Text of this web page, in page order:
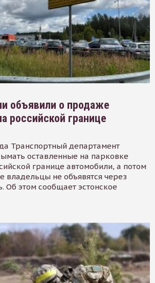
объявили о продаже
российской границе
Транспортный департамент
оставленные на парковке
границе автомобили, а потом
владельцы не объявятся через
Об этом сообщает эстонское